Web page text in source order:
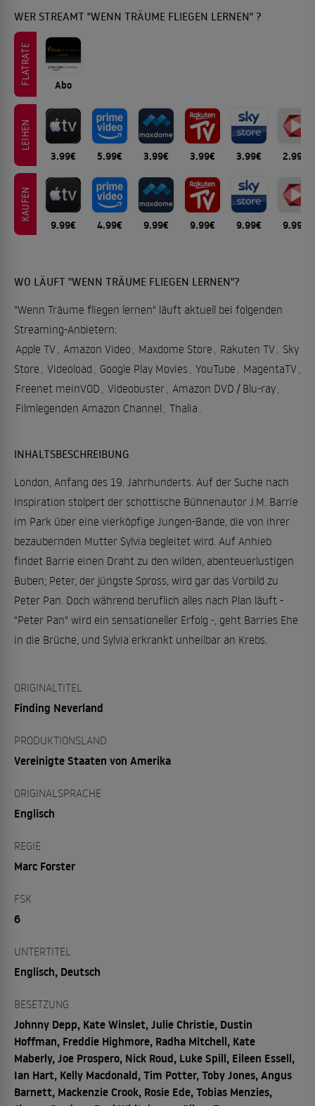
WER STREAMT "WENN TRÄUME FLIEGEN LERNEN" ?
FLATRATE Abo
LEIHEN
3.99€ 5.99€ 3.99€ 3.99€ 3.99€ 2.99€
KAUFEN
9.99€ 4.99€ 9.99€ 9.99€ 9.99€ 9.99€
WO LÄUFT "WENN TRÄUME FLIEGEN LERNEN"?
"Wenn Träume fliegen lernen" läuft aktuell bei folgenden
Streaming-Anbietern:
Apple TV Amazon Video Maxdome Store Rakuten TV Sky
Store Videoload Google Play Movies YouTube MagentaTV
Freenet meinVOD Videobuster Amazon DVD / Blu-ray
Filmlegenden Amazon Channel Thalia
INHALTSBESCHREIBUNG
London, Anfang des 19. Jahrhunderts. Auf der Suche nach
Inspiration stolpert der schottische Bühnenautor J.M. Barrie
im Park über eine vierköpfige Jungen-Bande, die von ihrer
bezaubernden Mutter Sylvia begleitet wird. Auf Anhieb
findet Barrie einen Draht zu den wilden, abenteuerlustigen
Buben; Peter, der jüngste Spross, wird gar das Vorbild zu
Peter Pan. Doch während beruflich alles nach Plan läuft -
"Peter Pan" wird ein sensationeller Erfolg -, geht Barries Ehe
in die Brüche, und Sylvia erkrankt unheilbar an Krebs.
ORIGINALTITEL
Finding Neverland
PRODUKTIONSLAND
Vereinigte Staaten von Amerika
ORIGINALSPRACHE
Englisch
REGIE
Marc Forster
FSK
6
UNTERTITEL
Englisch, Deutsch
BESETZUNG
Johnny Depp, Kate Winslet, Julie Christie, Dustin
Hoffman, Freddie Highmore, Radha Mitchell, Kate
Maberly, Joe Prospero, Nick Roud, Luke Spill, Eileen Essell,
Ian Hart, Kelly Macdonald, Tim Potter, Toby Jones, Angus
Barnett, Mackenzie Crook, Rosie Ede, Tobias Menzies,